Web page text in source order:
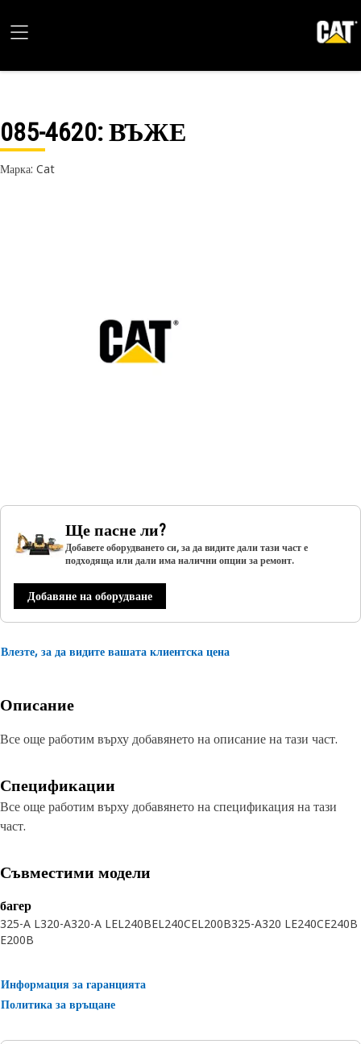
085-4620: ВЪЖЕ
Марка: Cat
Ще пасне ли?
Добавете оборудването си, за да видите дали тази част е
подходяща или дали има налични опции за ремонт.
Добавяне на оборудване
Влезте, за да видите вашата клиентска цена
Описание
Все още работим върху добавянето на описание на тази част.
Спецификации
Все още работим върху добавянето на спецификация на тази
част.
Съвместими модели
багер
325-A L320-A320-A LEL240BEL240CEL200B325-A320 LE240CE240B
E200B
Информация за гаранцията
Политика за връщане